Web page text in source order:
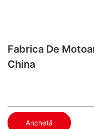
Fabrica De
China
Anchetă